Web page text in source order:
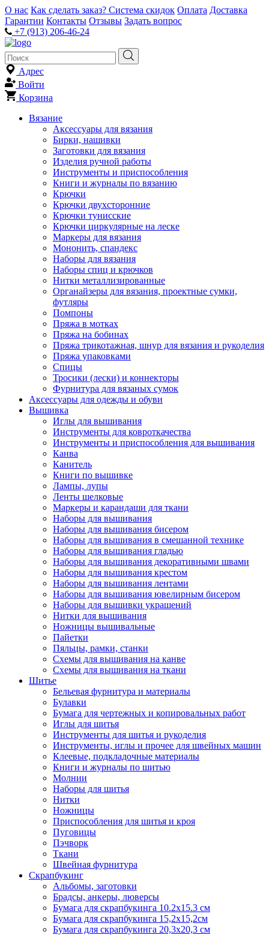
О нас Как сделать заказ? Система скидок Оплата Доставка
Гарантии Контакты Отзывы Задать вопрос
+7 (913) 206-46-24
Адрес
Войти
Корзина
Вязание
Аксессуары для вязания
Бирки, нашивки
Заготовки для вязания
Изделия ручной работы
Инструменты и приспособления
Книги и журналы по вязанию
Крючки
Крючки двухсторонние
Крючки тунисские
Крючки циркулярные на леске
Маркеры для вязания
Мононить, спандекс
Наборы для вязания
Наборы спиц и крючков
Нитки металлизированные
Органайзеры для вязания, проектные сумки,
футляры
Помпоны
Пряжа в мотках
Пряжа на бобинах
Пряжа трикотажная, шнур для вязания и рукоделия
Пряжа упаковками
Спицы
Тросики (лески) и коннекторы
Фурнитура для вязаных сумок
Аксессуары для одежды и обуви
Вышивка
Иглы для вышивания
Инструменты для ковроткачества
Инструменты и приспособления для вышивания
Канва
Канитель
Книги по вышивке
Лампы, лупы
Ленты шелковые
Маркеры и карандаши для ткани
Наборы для вышивания
Наборы для вышивания бисером
Наборы для вышивания в смешанной технике
Наборы для вышивания гладью
Наборы для вышивания декоративными швами
Наборы для вышивания крестом
Наборы для вышивания лентами
Наборы для вышивания ювелирным бисером
Наборы для вышивки украшений
Нитки для вышивания
Ножницы вышивальные
Пайетки
Пяльцы, рамки, станки
Схемы для вышивания на канве
Схемы для вышивания на ткани
Шитье
Бельевая фурнитура и материалы
Булавки
Бумага для чертежных и копировальных работ
Иглы для шитья
Инструменты для шитья и рукоделия
Инструменты, иглы и прочее для швейных машин
Клеевые, подкладочные материалы
Книги и журналы по шитью
Молнии
Наборы для шитья
Нитки
Ножницы
Приспособления для шитья и кроя
Пуговицы
Пэчворк
Ткани
Швейная фурнитура
Скрапбукинг
Альбомы, заготовки
Брадсы, анкеры, люверсы
Бумага для скрапбукинга 10.2х15.3 см
Бумага для скрапбукинга 15,2х15,2см
Бумага для скрапбукинга 20,3х20,3 см